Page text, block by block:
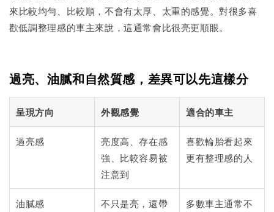
來比較均勻、比較順，不會有太厚、太重的感覺。對很多喜
歡低調整理感的車主來說，這通常會比很亮更順眼。
過亮、油膩和自然質感，差異可以先這樣分
呈現方向 外觀感覺 適合的車主
過亮感
亮度高、存在感
強、比較容易被
注意到
喜歡輪胎看起來
更有整理感的人
油膩感
不只是亮，還帶
多數車主通常不